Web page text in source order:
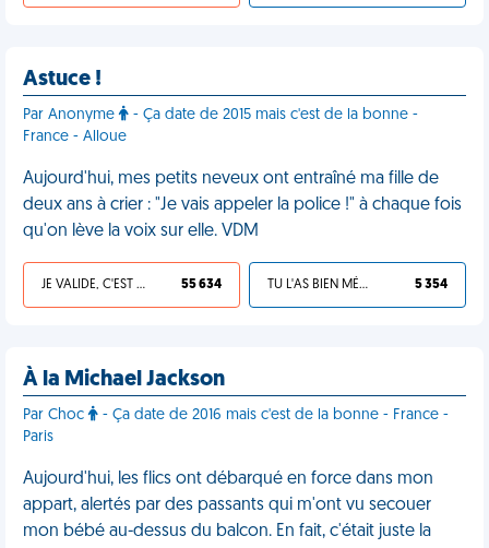
Astuce !
Par Anonyme
- Ça date de 2015 mais c'est de la bonne -
France - Alloue
Aujourd'hui, mes petits neveux ont entraîné ma fille de
deux ans à crier : "Je vais appeler la police !" à chaque fois
qu'on lève la voix sur elle. VDM
JE VALIDE, C'EST UNE VDM 55 634 TU L'AS BIEN MÉRITÉ 5 354
À la Michael Jackson
Par Choc
- Ça date de 2016 mais c'est de la bonne - France -
Paris
Aujourd'hui, les flics ont débarqué en force dans mon
appart, alertés par des passants qui m'ont vu secouer
mon bébé au-dessus du balcon. En fait, c'était juste la